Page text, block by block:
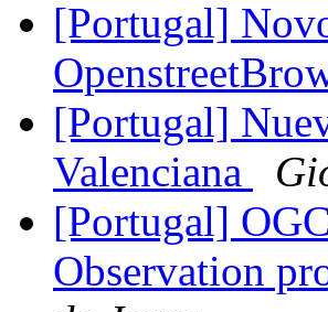
[Portugal]
[Portugal]
Valenciana
[Portugal]
Observation